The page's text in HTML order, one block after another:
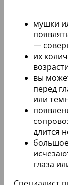
мушки
—
их
вы
перед
или
длится
глаза